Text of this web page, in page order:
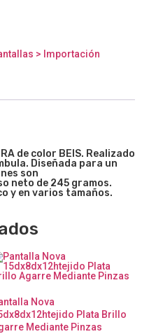
> Importación
de col or BEIS. Realizado
Diseñada para un
son
neto de 245 gramos.
y en varios tamaños.
Nova
Plata Brillo
Mediante Pinzas